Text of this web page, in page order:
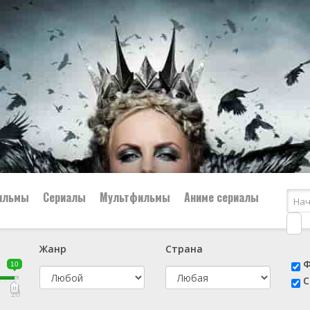
👨‍✈️ Военный
🕵️‍♂️ Детектив
Сериалы Мультфильмы Аниме сериалы
10
10
Жанр
Страна